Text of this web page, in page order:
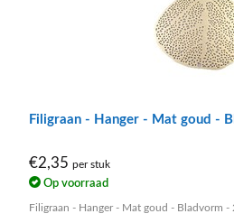
Filigraan - Hanger - Mat goud -
€2,35 per stuk
Op voorraad
Filigraan - Hanger - Mat goud - Bladvorm -